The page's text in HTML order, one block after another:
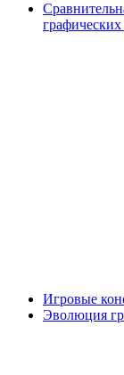
Игровые
Эволюция